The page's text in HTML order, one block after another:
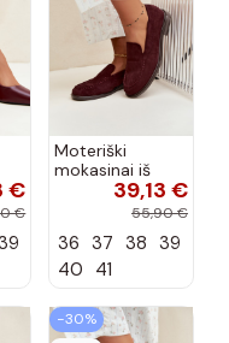
€
€
Moteriški
mokasinai iš
dirbtinės
zomšos, bordo
39,13 €
55,90 €
36 37 38 39
40 41
−30%